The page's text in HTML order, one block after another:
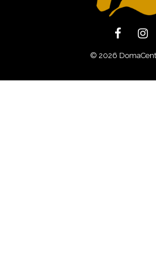
© 2026